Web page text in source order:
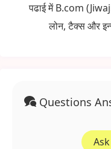
पढाई में B.com
लोन, टैक्स और
Questions